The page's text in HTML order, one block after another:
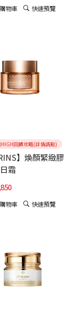
物車 快速預覽
回饋攻略(詳情請點)
】煥顏緊緻膠
霜
物車 快速預覽